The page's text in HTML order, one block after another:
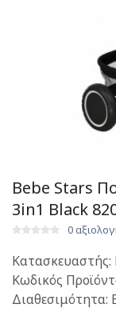
Bebe Stars
3in1 Black
0
Κατασκευαστής:
Κωδικός
Διαθεσιμότητα: